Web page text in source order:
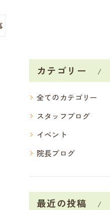
カテゴリー
全てのカテゴリー
スタッフブログ
イベント
院長ブログ
最近の投稿